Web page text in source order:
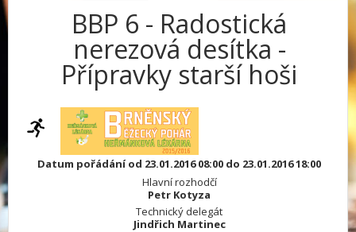
BBP 6 - Radostická
nerezová desítka -
Přípravky starší hoši
Datum pořádání od 23.01.2016 08:00 do 23.01.2016 18:00
Hlavní rozhodčí
Petr Kotyza
Technický delegát
Jindřich Martinec